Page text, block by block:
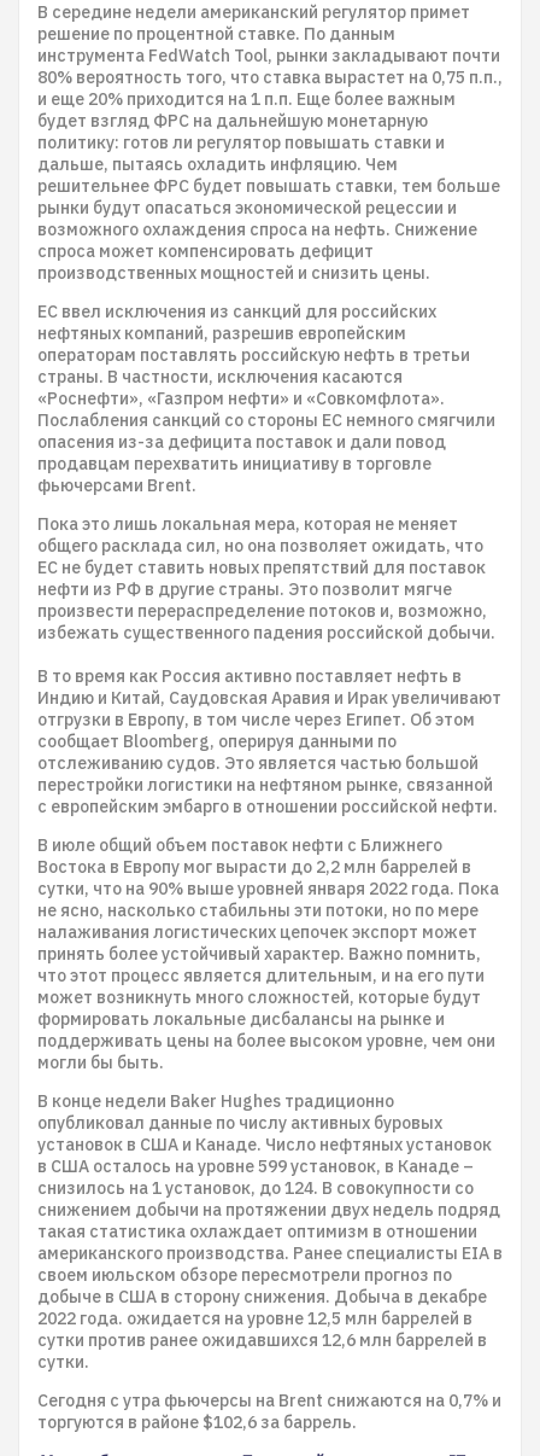
В середине недели американский регулятор примет
решение по процентной ставке. По данным
инструмента FedWatch Tool, рынки закладывают почти
80% вероятность того, что ставка вырастет на 0,75 п.п.,
и еще 20% приходится на 1 п.п. Еще более важным
будет взгляд ФРС на дальнейшую монетарную
политику: готов ли регулятор повышать ставки и
дальше, пытаясь охладить инфляцию. Чем
решительнее ФРС будет повышать ставки, тем больше
рынки будут опасаться экономической рецессии и
возможного охлаждения спроса на нефть. Снижение
спроса может компенсировать дефицит
производственных мощностей и снизить цены.
ЕС ввел исключения из санкций для российских
нефтяных компаний, разрешив европейским
операторам поставлять российскую нефть в третьи
страны. В частности, исключения касаются
«Роснефти», «Газпром нефти» и «Совкомфлота».
Послабления санкций со стороны ЕС немного смягчили
опасения из-за дефицита поставок и дали повод
продавцам перехватить инициативу в торговле
фьючерсами Brent.
Пока это лишь локальная мера, которая не меняет
общего расклада сил, но она позволяет ожидать, что
ЕС не будет ставить новых препятствий для поставок
нефти из РФ в другие страны. Это позволит мягче
произвести перераспределение потоков и, возможно,
избежать существенного падения российской добычи.
В то время как Россия активно поставляет нефть в
Индию и Китай, Саудовская Аравия и Ирак увеличивают
отгрузки в Европу, в том числе через Египет. Об этом
сообщает Bloomberg, оперируя данными по
отслеживанию судов. Это является частью большой
перестройки логистики на нефтяном рынке, связанной
с европейским эмбарго в отношении российской нефти.
В июле общий объем поставок нефти с Ближнего
Востока в Европу мог вырасти до 2,2 млн баррелей в
сутки, что на 90% выше уровней января 2022 года. Пока
не ясно, насколько стабильны эти потоки, но по мере
налаживания логистических цепочек экспорт может
принять более устойчивый характер. Важно помнить,
что этот процесс является длительным, и на его пути
может возникнуть много сложностей, которые будут
формировать локальные дисбалансы на рынке и
поддерживать цены на более высоком уровне, чем они
могли бы быть.
В конце недели Baker Hughes традиционно
опубликовал данные по числу активных буровых
установок в США и Канаде. Число нефтяных установок
в США осталось на уровне 599 установок, в Канаде –
снизилось на 1 установок, до 124. В совокупности со
снижением добычи на протяжении двух недель подряд
такая статистика охлаждает оптимизм в отношении
американского производства. Ранее специалисты EIA в
своем июльском обзоре пересмотрели прогноз по
добыче в США в сторону снижения. Добыча в декабре
2022 года. ожидается на уровне 12,5 млн баррелей в
сутки против ранее ожидавшихся 12,6 млн баррелей в
сутки.
Сегодня с утра фьючерсы на Brent снижаются на 0,7% и
торгуются в районе $102,6 за баррель.